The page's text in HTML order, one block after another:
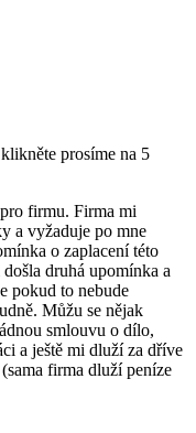
prosíme na 5
firmu. Firma mi
a vyžaduje po mne
o zaplacení této
druhá upomínka a
pokud to nebude
Můžu se nějak
smlouvu o dílo,
a ještě mi dluží za dříve
firma dluží peníze